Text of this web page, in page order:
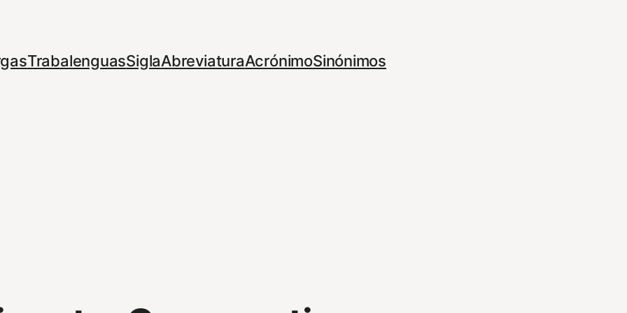
TrabalenguasSiglaAbreviaturaAcrónimoSinónimos